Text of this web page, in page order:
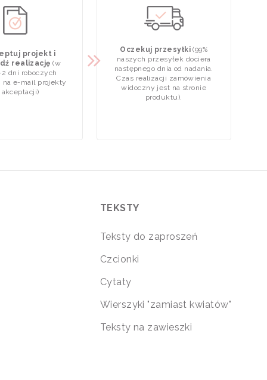
projekt i
realizację (w
dni roboczych
na e-mail projekty
akceptacji)
Oczekuj przesyłki(99%
naszych przesyłek dociera
następnego dnia od nadania.
Czas realizacji zamówienia
widoczny jest na stronie
produktu).
TEKSTY
Teksty do zaproszeń
Czcionki
Cytaty
Wierszyki "zamiast kwiatów"
Teksty na zawieszki